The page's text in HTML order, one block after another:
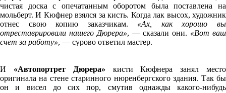
чистая доска с опечатанным оборотом была поставлена на
мольберт. И Кюфнер взялся за кисть. Когда лак высох, художник
отнес свою копию заказчикам. «Ах, как хорошо вы
отреставрировали нашего Дюрера», — сказали они. «Вот ваш
счет за работу», — сурово ответил мастер.
И «Автопортрет Дюрера» кисти Кюфнера занял место
оригинала на стене старинного нюренбергского здания. Так бы
он и висел до сих пор, смутив однажды какого-нибудь